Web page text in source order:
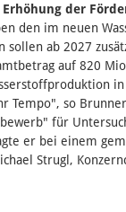
der
den im neuen
sollen ab 2027
auf 820
Tempo", so
für
er bei einem
Strugl,